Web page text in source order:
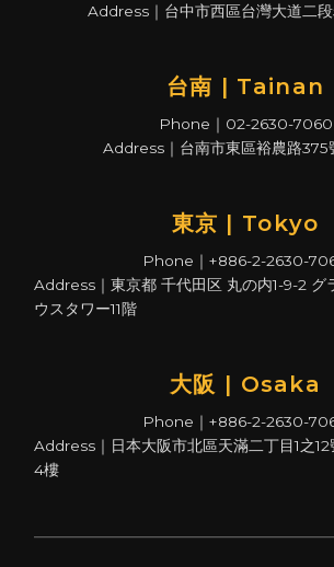
Address｜台中市西區台灣大道二段
台南 | Tainan
Phone｜02-2630-7060
Address｜台南市東區裕農路375
東京 | Tokyo
Phone｜+886-2-2630-
Address｜東京都 千代田区 丸の内1-9-2 グ
ウスタワー11階
大阪 | Osaka
Phone｜+886-2-2630-
Address｜日本大阪市北區天滿二丁目1之
4樓